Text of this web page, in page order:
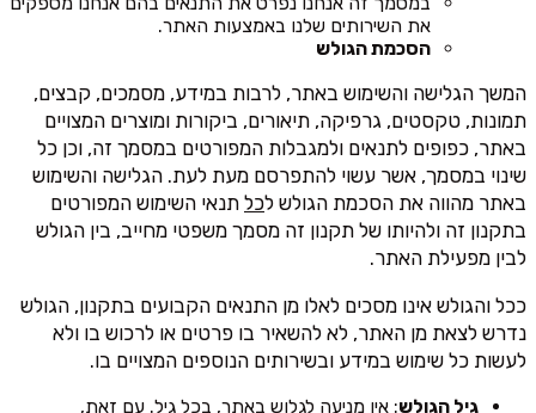
את השירותים שלנו באמצעות האתר.
הסכמת הגולש
המשך הגלישה והשימוש באתר, לרבות במידע, מסמכים, קבצים,
תמונות, טקסטים, גרפיקה, תיאורים, ביקורות ומוצרים המצויים
באתר, כפופים לתנאים ולמגבלות המפורטים במסמך זה, וכן כל
שינוי במסמך, אשר עשוי להתפרסם מעת לעת. הגלישה והשימוש
באתר מהווה את הסכמת הגולש לכל תנאי השימוש המפורטים
בתקנון זה ולהיותו של תקנון זה מסמך משפטי מחייב, בין הגולש
לבין מפעילת האתר.
ככל והגולש אינו מסכים לאלו מן התנאים הקבועים בתקנון, הגולש
נדרש לצאת מן האתר, לא להשאיר בו פרטים או לרכוש בו ולא
לעשות כל שימוש במידע ובשירותים הנוספים המצויים בו.
גיל הגולש: אין מניעה לגלוש באתר, בכל גיל. עם זאת,